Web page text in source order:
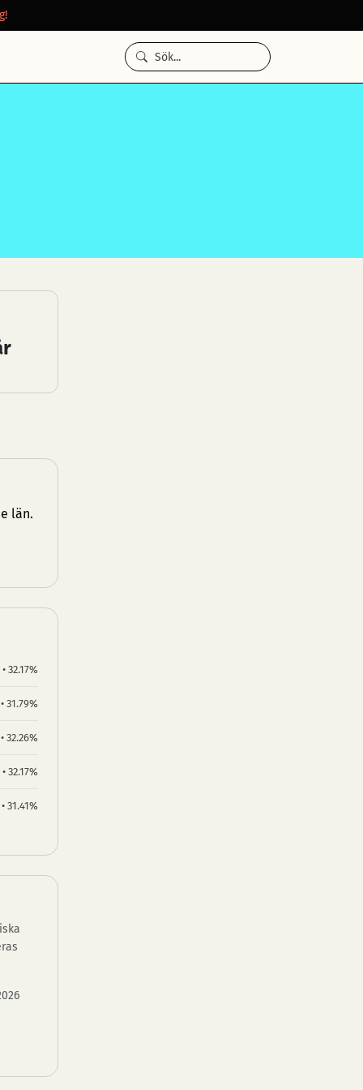
län.
32.17%
31.79%
32.26%
32.17%
31.41%